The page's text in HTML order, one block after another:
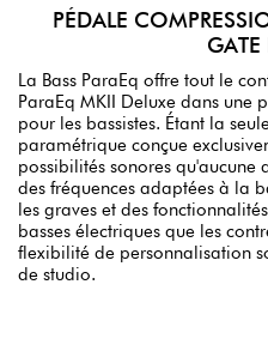
PÉDALE
GATE
La Bass ParaEq offre tout le
ParaEq MKII Deluxe dans une
pour les bassistes. Étant la
paramétrique conçue
possibilités sonores qu'aucune
des fréquences adaptées à la
les graves et des
basses électriques que les
flexibilité de personnalisation
de studio.